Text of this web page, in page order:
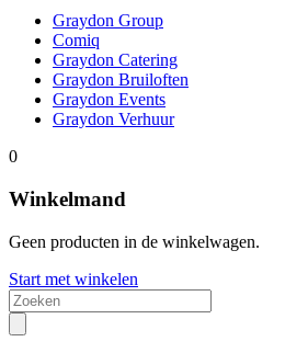
Graydon Group
Comiq
Graydon Catering
Graydon Bruiloften
Graydon Events
Graydon Verhuur
0
Winkelmand
Geen producten in de winkelwagen.
Start met winkelen